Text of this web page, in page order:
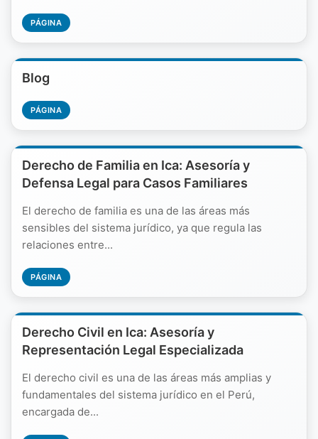
PÁGINA
Blog
PÁGINA
Derecho de Familia en Ica: Asesoría y
Defensa Legal para Casos Familiares
El derecho de familia es una de las áreas más
sensibles del sistema jurídico, ya que regula las
relaciones entre...
PÁGINA
Derecho Civil en Ica: Asesoría y
Representación Legal Especializada
El derecho civil es una de las áreas más amplias y
fundamentales del sistema jurídico en el Perú,
encargada de...